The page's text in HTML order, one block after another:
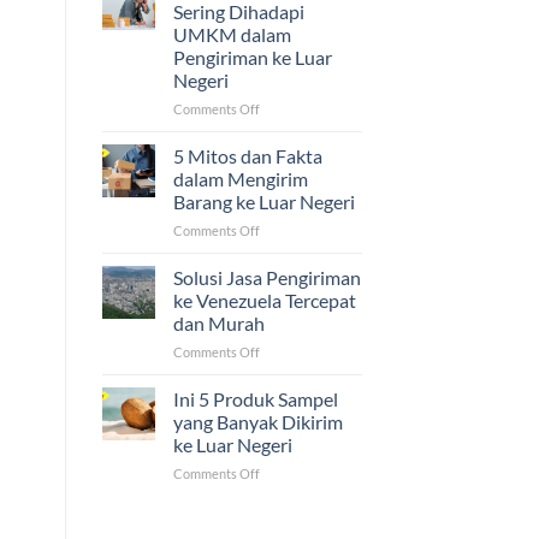
dan
Sertifikat
ke
Negeri
Sering Dihadapi
UMKM dalam
Pengiriman ke Luar
Negeri
Comments Offon
Tantangan
yang
Sering
Dihadapi
UMKM
Pengiriman
ke
Luar
Negeri
5 Mitos dan Fakta
dalam Mengirim
Barang ke Luar Negeri
Comments Offon
Mitos
dan
Fakta
dalam
Mengirim
ke
Luar
Negeri
Solusi Jasa Pengiriman
ke Venezuela Tercepat
dan Murah
Comments Offon
Jasa
Pengiriman
ke
Venezuela
Tercepat
Ini 5 Produk Sampel
yang Banyak Dikirim
ke Luar Negeri
Comments Offon